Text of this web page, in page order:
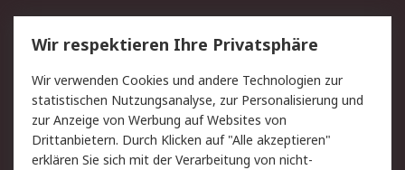
Service
Value Added Services
Lieferlösungen
Rücksendungen
Kontakt
Hilfe
Privatkunden
Rechtliches
Wir respektieren Ihre Privatsphäre
Wir verwenden Cookies und andere Technologien zur
statistischen Nutzungsanalyse, zur Personalisierung und
zur Anzeige von Werbung auf Websites von
Drittanbietern. Durch Klicken auf "Alle akzeptieren"
erklären Sie sich mit der Verarbeitung von nicht-